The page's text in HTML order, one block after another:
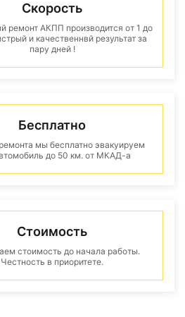
Скорость
ремонт АКПП производится от 1 до
и качественнвй результат за
пару дней !
Бесплатно
мы бесплатно эвакуируем
до 50 км. от МКАД-а
Стоимость
стоимость до начала работы.
Честность в приоритете.